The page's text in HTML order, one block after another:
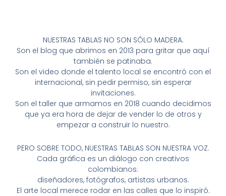
NUESTRAS TABLAS NO SON SÓLO MADERA.
Son el blog que abrimos en 2013 para gritar que aquí
también se patinaba.
Son el video donde el talento local se encontró con el
internacional, sin pedir permiso, sin esperar
invitaciones.
Son el taller que armamos en 2018 cuando decidimos
que ya era hora de dejar de vender lo de otros y
empezar a construir lo nuestro.
PERO SOBRE TODO, NUESTRAS TABLAS SON NUESTRA VOZ.
Cada gráfica es un diálogo con creativos
colombianos:
diseñadores, fotógrafos, artistas urbanos.
El arte local merece rodar en las calles que lo inspiró.